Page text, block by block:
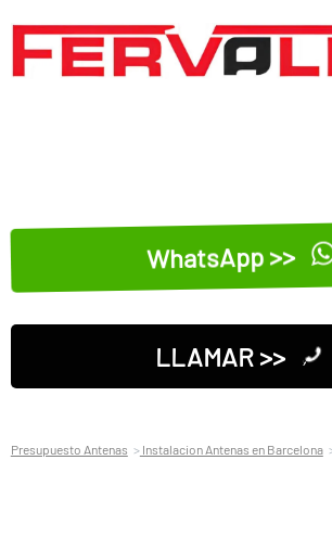
WhatsApp >>
LLAMAR >>
Presupuesto Antenas Instalacion Antenas en Barcelona